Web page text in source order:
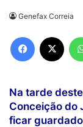
Genefax Correia
Facebook
Na tarde
Conceição do
ficar